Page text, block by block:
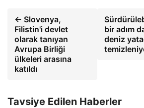
← Slovenya,
Filistin'i devlet
olarak tanıyan
Avrupa Birliği
ülkeleri arasına
katıldı
bir adım
deniz
Tavsiye Edilen Haberler